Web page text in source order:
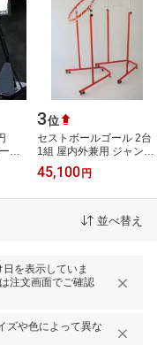
ル
証
3位
セストボールゴール 2台
1組 屋内外兼用 ジャンボ
リングゴール 高さ無段階
調節 リング角度調節可能
45,100 円
並べ替え
を表示していま
注文画面でご確認
ズや色によって異な